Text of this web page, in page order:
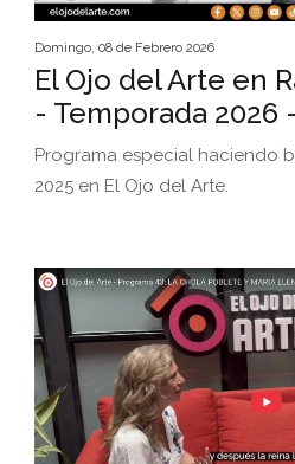
Domingo, 08 de Febrero 2026
El Ojo del Arte en
- Temporada 2026
Programa especial haciendo
2025 en El Ojo del Arte.